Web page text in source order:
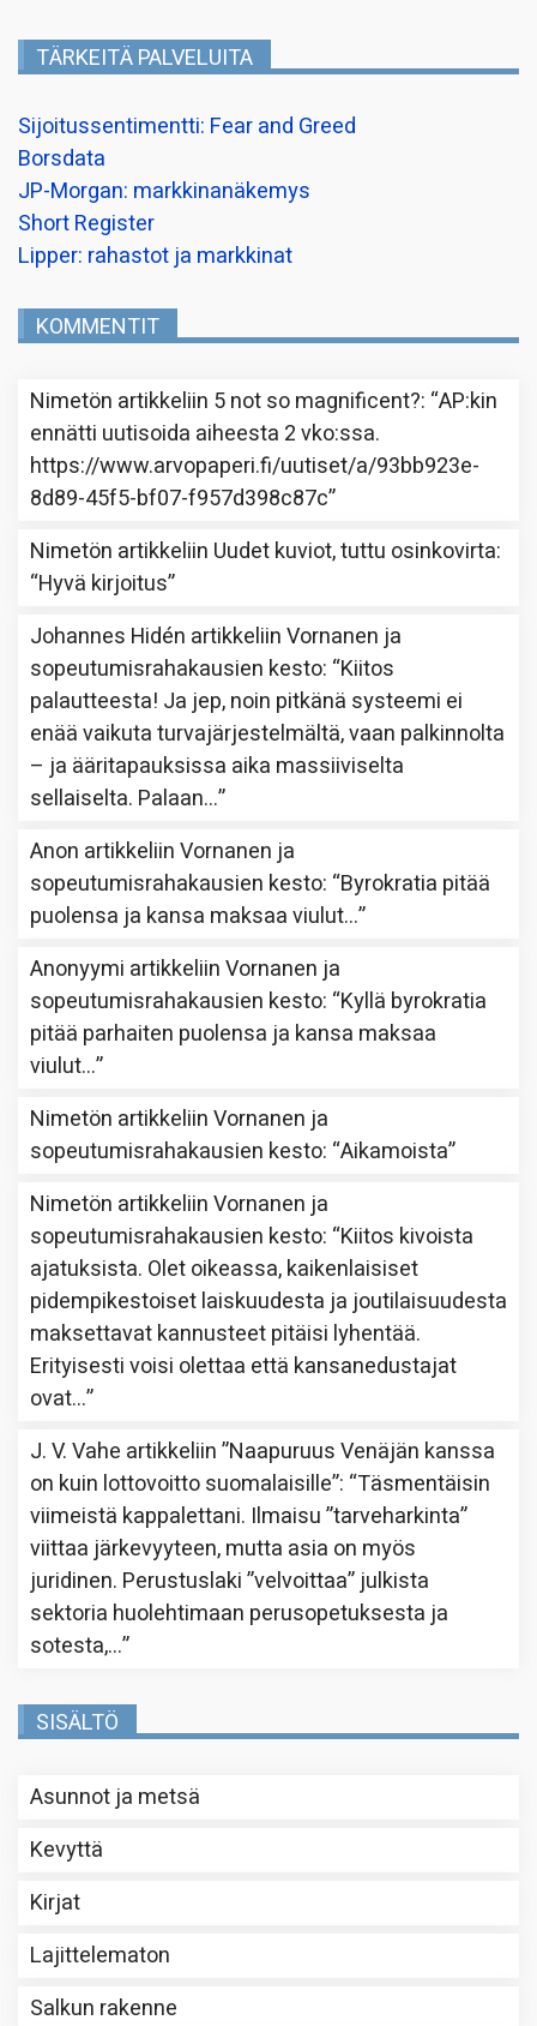
TÄRKEITÄ PALVELUITA
Sijoitussentimentti: Fear and Greed
Borsdata
JP-Morgan: markkinanäkemys
Short Register
Lipper: rahastot ja markkinat
KOMMENTIT
Nimetön artikkeliin 5 not so magnificent?: “AP:kin
ennätti uutisoida aiheesta 2 vko:ssa.
https://www.arvopaperi.fi/uutiset/a/93bb923e-
8d89-45f5-bf07-f957d398c87c”
Nimetön artikkeliin Uudet kuviot, tuttu osinkovirta:
“Hyvä kirjoitus”
Johannes Hidén artikkeliinVornanen ja
sopeutumisrahakausien kesto: “Kiitos
palautteesta! Ja jep, noin pitkänä systeemi ei
enää vaikuta turvajärjestelmältä, vaan palkinnolta
– ja ääritapauksissa aika massiiviselta
sellaiselta. Palaan…”
Anon artikkeliinVornanen ja
sopeutumisrahakausien kesto: “Byrokratia pitää
puolensa ja kansa maksaa viulut…”
Anonyymi artikkeliinVornanen ja
sopeutumisrahakausien kesto: “Kyllä byrokratia
pitää parhaiten puolensa ja kansa maksaa
viulut…”
Nimetön artikkeliinVornanen ja
sopeutumisrahakausien kesto: “Aikamoista”
Nimetön artikkeliinVornanen ja
sopeutumisrahakausien kesto: “Kiitos kivoista
ajatuksista. Olet oikeassa, kaikenlaisiset
pidempikestoiset laiskuudesta ja joutilaisuudesta
maksettavat kannusteet pitäisi lyhentää.
Erityisesti voisi olettaa että kansanedustajat
ovat…”
J. V. Vahe artikkeliin”Naapuruus Venäjän kanssa
on kuin lottovoitto suomalaisille”: “Täsmentäisin
viimeistä kappalettani. Ilmaisu ”tarveharkinta”
viittaa järkevyyteen, mutta asia on myös
juridinen. Perustuslaki ”velvoittaa” julkista
sektoria huolehtimaan perusopetuksesta ja
sotesta,…”
SISÄLTÖ
Asunnot ja metsä
Kevyttä
Kirjat
Lajittelematon
Salkun rakenne